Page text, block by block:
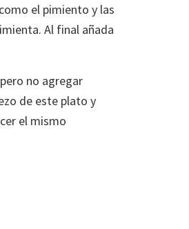
el pimiento y las
Al final añada
no agregar
de este plato y
el mismo